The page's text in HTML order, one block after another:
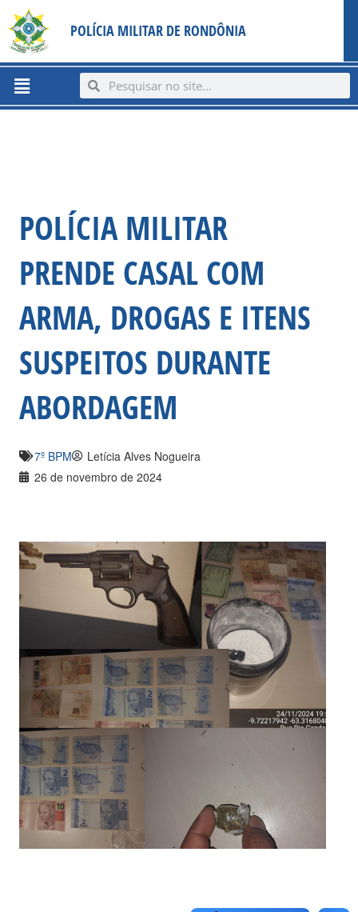
content
para
conteúdo
POLÍCIA MILITAR DE RONDÔNIA
Menu SearchSearch
POLÍCIA MILITAR
PRENDE CASAL COM
ARMA, DROGAS E ITENS
SUSPEITOS DURANTE
ABORDAGEM
7º BPM
Letícia Alves Nogueira
26 de novembro de 2024